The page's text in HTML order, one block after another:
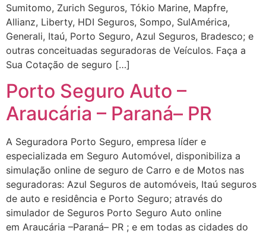
Sumitomo, Zurich Seguros, Tókio Marine, Mapfre,
Allianz, Liberty, HDI Seguros, Sompo, SulAmérica,
Generali, Itaú, Porto Seguro, Azul Seguros, Bradesco; e
outras conceituadas seguradoras de Veículos. Faça a
Sua Cotação de seguro […]
Porto Seguro Auto –
Araucária – Paraná– PR
A Seguradora Porto Seguro, empresa líder e
especializada em Seguro Automóvel, disponibiliza a
simulação online de seguro de Carro e de Motos nas
seguradoras: Azul Seguros de automóveis, Itaú seguros
de auto e residência e Porto Seguro; através do
simulador de Seguros Porto Seguro Auto online
em Araucária –Paraná– PR ; e em todas as cidades do